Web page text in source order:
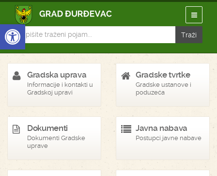
Open toolbar
Gradska uprava
Informacije i kontakti u
Gradskoj upravi
Gradske tvrtke
Gradske ustanove i
poduzeća
Dokumenti
Dokumenti Gradske
uprave
Javna nabava
Postupci javne nabave